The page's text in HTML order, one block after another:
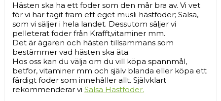
Hästen ska ha ett foder som den mår bra av. Vi vet
för vi har tagit fram ett eget musli hästfoder; Salsa,
som vi säljer i hela landet. Dessutom säljer vi
pelleterat foder från Krafft,vitaminer mm.
Det är ägaren och hästen tillsammans som
bestämmer vad hästen ska äta.
Hos oss kan du välja om du vill köpa spannmål,
betfor, vitaminer mm och själv blanda eller köpa ett
färdigt foder som innehåller allt. Självklart
rekommenderar vi Salsa Hästfoder.